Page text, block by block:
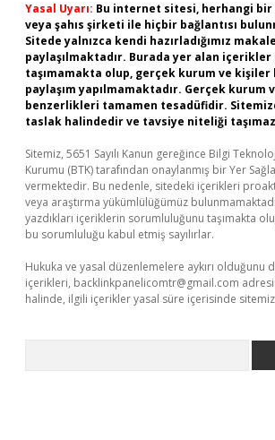
Yasal Uyarı: Bu internet sitesi, herhangi bir
veya şahıs şirketi ile hiçbir bağlantısı
Sitede yalnızca kendi hazırladığımız
paylaşılmaktadır. Burada yer alan
taşımamakta olup, gerçek kurum ve kişiler
paylaşım yapılmamaktadır. Gerçek kurum
benzerlikleri tamamen tesadüfidir.
taslak halindedir ve tavsiye niteliği
Sitemiz, 5651 Sayılı Kanun gereğince Bilgi
Kurumu (BTK) tarafından onaylanmış bir Yer
vermektedir. Bu nedenle, sitedeki içerikleri
veya araştırma yükümlülüğümüz
yazdıkları içeriklerin sorumluluğunu taşımakta
bu sorumluluğu kabul etmiş sayılırlar.
Hukuka ve yasal düzenlemelere aykırı olduğunu
içerikleri, backlinkpanelicomtr@gmail.com
halinde, ilgili içerikler yasal süre içerisinde